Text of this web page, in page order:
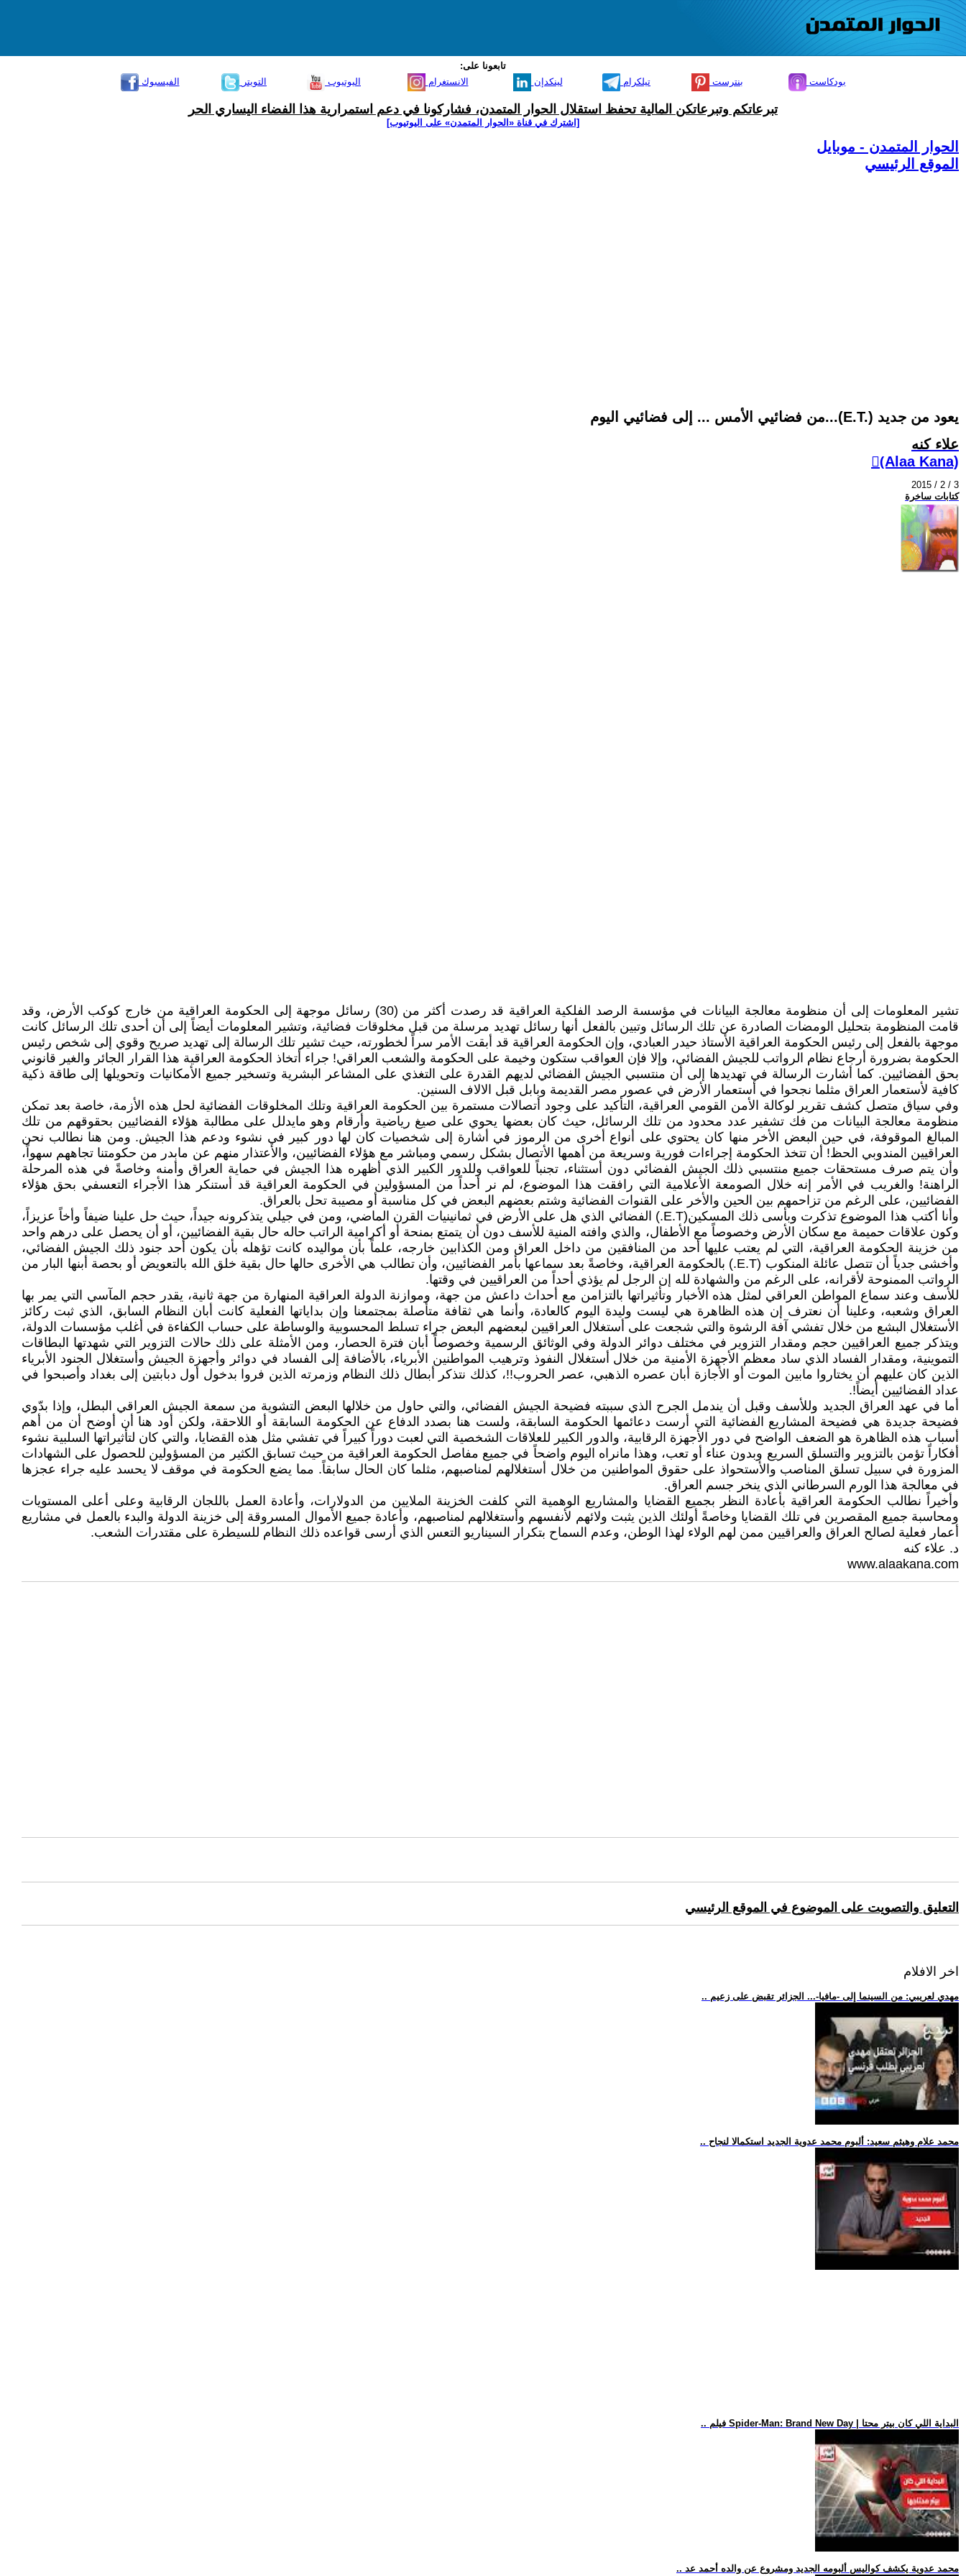
تابعونا على:
الفيسبوك
التويتر اليوتيوب الانستغرام لينكدإن تيلكرام بنترست بودكاست
تبرعاتكم وتبرعاتكن المالية تحفظ استقلال الحوار المتمدن، فشاركونا في دعم استمرارية هذا الفضاء اليساري الحر
[اشترك في قناة ‫«الحوار المتمدن» على اليوتيوب]
الحوار المتمدن - موبايل
الموقع الرئيسي
من فضائيي الأمس ... إلى فضائيي اليوم...(E.T.) يعود من جديد
علاء كنه
(ِAlaa Kana)
2015 / 2 / 3
كتابات ساخرة
تشير المعلومات إلى أن منظومة معالجة البيانات في مؤسسة الرصد الفلكية العراقية قد رصدت أكثر من (30) رسائل موجهة إلى الحكومة العراقية من خارج كوكب الأرض، وقد
قامت المنظومة بتحليل الومضات الصادرة عن تلك الرسائل وتبين بالفعل أنها رسائل تهديد مرسلة من قبل مخلوقات فضائية، وتشير المعلومات أيضاً إلى أن أحدى تلك الرسائل كانت
موجهة بالفعل إلى رئيس الحكومة العراقية الأستاذ حيدر العبادي، وإن الحكومة العراقية قد أبقت الأمر سراً لخطورته، حيث تشير تلك الرسالة إلى تهديد صريح وقوي إلى شخص رئيس
الحكومة بضرورة أرجاع نظام الرواتب للجيش الفضائي، وإلا فإن العواقب ستكون وخيمة على الحكومة والشعب العراقي! جراء أتخاذ الحكومة العراقية هذا القرار الجائر والغير قانوني
بحق الفضائيين. كما أشارت الرسالة في تهديدها إلى أن منتسبي الجيش الفضائي لديهم القدرة على التغذي على المشاعر البشرية وتسخير جميع الأمكانيات وتحويلها إلى طاقة ذكية
كافية لأستعمار العراق مثلما نجحوا في أستعمار الأرض في عصور مصر القديمة وبابل قبل الالاف السنين.
وفي سياق متصل كشف تقرير لوكالة الأمن القومي العراقية، التأكيد على وجود أتصالات مستمرة بين الحكومة العراقية وتلك المخلوقات الفضائية لحل هذه الأزمة، خاصة بعد تمكن
منظومة معالجة البيانات من فك تشفير عدد محدود من تلك الرسائل، حيث كان بعضها يحوي على صيغ رياضية وأرقام وهو مايدلل على مطالبة هؤلاء الفضائيين بحقوقهم من تلك
المبالغ الموقوفة، في حين البعض الأخر منها كان يحتوي على أنواع أخرى من الرموز في أشارة إلى شخصيات كان لها دور كبير في نشوء ودعم هذا الجيش. ومن هنا نطالب نحن
العراقيين المندوبي الحظ! أن تتخذ الحكومة إجراءات فورية وسريعة من أهمها الأتصال بشكل رسمي ومباشر مع هؤلاء الفضائيين، والأعتذار منهم عن مابدر من حكومتنا تجاههم سهواً،
وأن يتم صرف مستحقات جميع منتسبي ذلك الجيش الفضائي دون أستثناء، تجنباً للعواقب وللدور الكبير الذي أظهره هذا الجيش في حماية العراق وأمنه وخاصةً في هذه المرحلة
الراهنة! والغريب في الأمر إنه خلال الصومعة الأعلامية التي رافقت هذا الموضوع، لم نر أحداً من المسؤولين في الحكومة العراقية قد أستنكر هذا الأجراء التعسفي بحق هؤلاء
الفضائيين، على الرغم من تزاحمهم بين الحين والأخر على القنوات الفضائية وشتم بعضهم البعض في كل مناسبة أو مصيبة تحل بالعراق.
وأنا أكتب هذا الموضوع تذكرت وبأسى ذلك المسكين(E.T.) الفضائي الذي هل على الأرض في ثمانينيات القرن الماضي، ومن في جيلي يتذكرونه جيداً، حيث حل علينا ضيفاً وأخاً عزيزاً،
وكون علاقات حميمة مع سكان الأرض وخصوصاً مع الأطفال، والذي وافته المنية للأسف دون أن يتمتع بمنحة أو أكرامية الراتب حاله حال بقية الفضائيين، أو أن يحصل على درهم واحد
من خزينة الحكومة العراقية، التي لم يعتب عليها أحد من المنافقين من داخل العراق ومن الكذابين خارجه، علماً بأن مواليده كانت تؤهله بأن يكون أحد جنود ذلك الجيش الفضائي،
وأخشى جدياً أن تتصل عائلة المنكوب (E.T.) بالحكومة العراقية، وخاصةً بعد سماعها بأمر الفضائيين، وأن تطالب هي الأخرى حالها حال بقية خلق الله بالتعويض أو بحصة أبنها البار من
الرواتب الممنوحة لأقرانه، على الرغم من والشهادة لله إن الرجل لم يؤذي أحداً من العراقيين في وقتها.
للأسف وعند سماع المواطن العراقي لمثل هذه الأخبار وتأثيراتها بالتزامن مع أحداث داعش من جهة، وموازنة الدولة العراقية المنهارة من جهة ثانية، يقدر حجم المآسي التي يمر بها
العراق وشعبه، وعلينا أن نعترف إن هذه الظاهرة هي ليست وليدة اليوم كالعادة، وأنما هي ثقافة متأصلة بمجتمعنا وإن بداياتها الفعلية كانت أبان النظام السابق، الذي ثبت ركائز
الأستغلال البشع من خلال تفشي آفة الرشوة والتي شجعت على أستغلال العراقيين لبعضهم البعض جراء تسلط المحسوبية والوساطة على حساب الكفاءة في أغلب مؤسسات الدولة،
ويتذكر جميع العراقيين حجم ومقدار التزوير في مختلف دوائر الدولة وفي الوثائق الرسمية وخصوصاً أبان فترة الحصار، ومن الأمثلة على ذلك حالات التزوير التي شهدتها البطاقات
التموينية، ومقدار الفساد الذي ساد معظم الأجهزة الأمنية من خلال أستغلال النفوذ وترهيب المواطنين الأبرياء، بالأضافة إلى الفساد في دوائر وأجهزة الجيش وأستغلال الجنود الأبرياء
الذين كان عليهم أن يختاروا مابين الموت أو الأجازة أبان عصره الذهبي، عصر الحروب!!، كذلك نتذكر أبطال ذلك النظام وزمرته الذين فروا بدخول أول دبابتين إلى بغداد وأصبحوا في
عداد الفضائيين أيضاً!.
أما في عهد العراق الجديد وللأسف وقبل أن يندمل الجرح الذي سببته فضيحة الجيش الفضائي، والتي حاول من خلالها البعض التشوية من سمعة الجيش العراقي البطل، وإذا بدّوي
فضيحة جديدة هي فضيحة المشاريع الفضائية التي أرست دعائمها الحكومة السابقة، ولست هنا بصدد الدفاع عن الحكومة السابقة أو اللاحقة، ولكن أود هنا أن أوضح أن من أهم
أسباب هذه الظاهرة هو الضعف الواضح في دور الأجهزة الرقابية، والدور الكبير للعلاقات الشخصية التي لعبت دوراً كبيراً في تفشي مثل هذه القضايا، والتي كان لتأثيراتها السلبية نشوء
أفكاراً تؤمن بالتزوير والتسلق السريع وبدون عناء أو تعب، وهذا مانراه اليوم واضحاً في جميع مفاصل الحكومة العراقية من حيث تسابق الكثير من المسؤولين للحصول على الشهادات
المزورة في سبيل تسلق المناصب والأستحواذ على حقوق المواطنين من خلال أستغلالهم لمناصبهم، مثلما كان الحال سابقاً. مما يضع الحكومة في موقف لا يحسد عليه جراء عجزها
في معالجة هذا الورم السرطاني الذي ينخر جسم العراق.
وأخيراً نطالب الحكومة العراقية بأعادة النظر بجميع القضايا والمشاريع الوهمية التي كلفت الخزينة الملايين من الدولارات، وأعادة العمل باللجان الرقابية وعلى أعلى المستويات
ومحاسبة جميع المقصرين في تلك القضايا وخاصةً أولئك الذين يثبت ولائهم لأنفسهم وأستغلالهم لمناصبهم، وأعادة جميع الأموال المسروقة إلى خزينة الدولة والبدء بالعمل في مشاريع
أعمار فعلية لصالح العراق والعراقيين ممن لهم الولاء لهذا الوطن، وعدم السماح بتكرار السيناريو التعس الذي أرسى قواعده ذلك النظام للسيطرة على مقتدرات الشعب.
د. علاء كنه
www.alaakana.com
التعليق والتصويت على الموضوع في الموقع الرئيسي
اخر الافلام
.. مهدي لعريبي: من السينما إلى -مافيا-... الجزائر تقبض على زعيم
.. محمد علام وهيثم سعيد: ألبوم محمد عدوية الجديد استكمالا لنجاح
.. فيلم Spider-Man: Brand New Day | البداية اللي كان بيتر محتا
.. محمد عدوية يكشف كواليس ألبومه الجديد ومشروع عن والده أحمد عد